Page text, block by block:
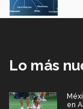
Lo más
en